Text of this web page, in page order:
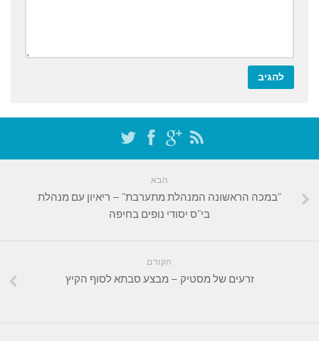
הבא
"במכה הראשונה המנהלת מתערבת" – ריאיון עם מנהלת
בי"ס יסודי נופים בחיפה
הקודם
זרעים של מסטיק – מבצע סבתא לסוף הקיץ